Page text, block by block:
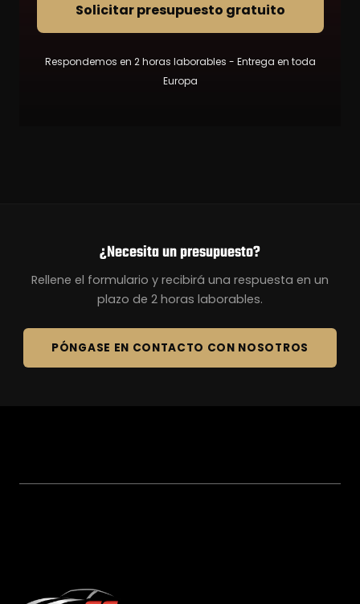
Solicitar presupuesto gratuito
Respondemos en 2 horas laborables - Entrega en toda
Europa
¿Necesita un presupuesto?
Rellene el formulario y recibirá una respuesta en un
plazo de 2 horas laborables.
PÓNGASE EN CONTACTO CON NOSOTROS